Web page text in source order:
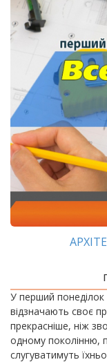
У перший понеділок
відзначають своє
прекрасніше, ніж
одному поколінню,
слугуватимуть